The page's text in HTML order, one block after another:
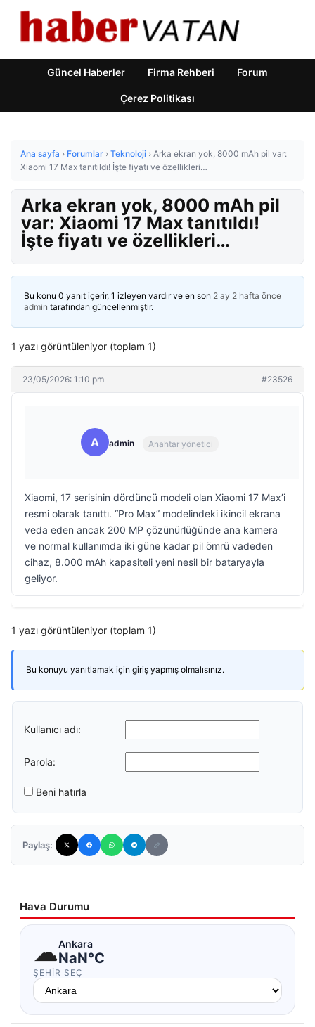
Güncel Haberler Firma Rehberi Forum
Çerez Politikası
Ana sayfa › Forumlar › Teknoloji › Arka ekran yok, 8000 mAh pil var:
Xiaomi 17 Max tanıtıldı! İşte fiyatı ve özellikleri…
Arka ekran yok, 8000 mAh pil
var: Xiaomi 17 Max tanıtıldı!
İşte fiyatı ve özellikleri…
Bu konu 0 yanıt içerir, 1 izleyen vardır ve en son 2 ay 2 hafta önce
admin tarafından güncellenmiştir.
1 yazı görüntüleniyor (toplam 1)
23/05/2026: 1:10 pm #23526
A admin Anahtar yönetici
Xiaomi, 17 serisinin dördüncü modeli olan Xiaomi 17 Max’i
resmi olarak tanıttı. “Pro Max” modelindeki ikincil ekrana
veda eden ancak 200 MP çözünürlüğünde ana kamera
ve normal kullanımda iki güne kadar pil ömrü vadeden
cihaz, 8.000 mAh kapasiteli yeni nesil bir bataryayla
geliyor.
1 yazı görüntüleniyor (toplam 1)
Bu konuyu yanıtlamak için giriş yapmış olmalısınız.
Kullanıcı adı:
Parola:
Beni hatırla
Paylaş:
Hava Durumu
☁Ankara
NaN°C
ŞEHIR SEÇ